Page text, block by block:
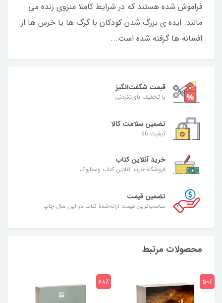
فراموش شده هستند که در شرایط کاملا منزوی زنده می
مانند. ایده ی بزرگ شدن کودکان با گرگ ها یا خرس ها از
افسانه ها گرفته شده است...
قیمت شگفت‌انگیز
با تخفیف باورنکردنی
تضمین سلامت کالا
کیفیت بالا
خرید آنلاین کتاب
فروشگاه خرید آنلاین کتاب وستابوک
تضمین قیمت
مناسب‌ترین قیمت ارائه‌شدۀ کتاب در این سال چاپ
محصولات مرتبط
50٪ 78٪